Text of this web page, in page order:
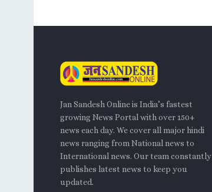
Jan Sandesh Online is India’s fastest
growing News Portal with over 150+
news each day. We cover all major hindi
news ranging from National news to
International news. Our team constantly
publishes latest news to keep you
updated.